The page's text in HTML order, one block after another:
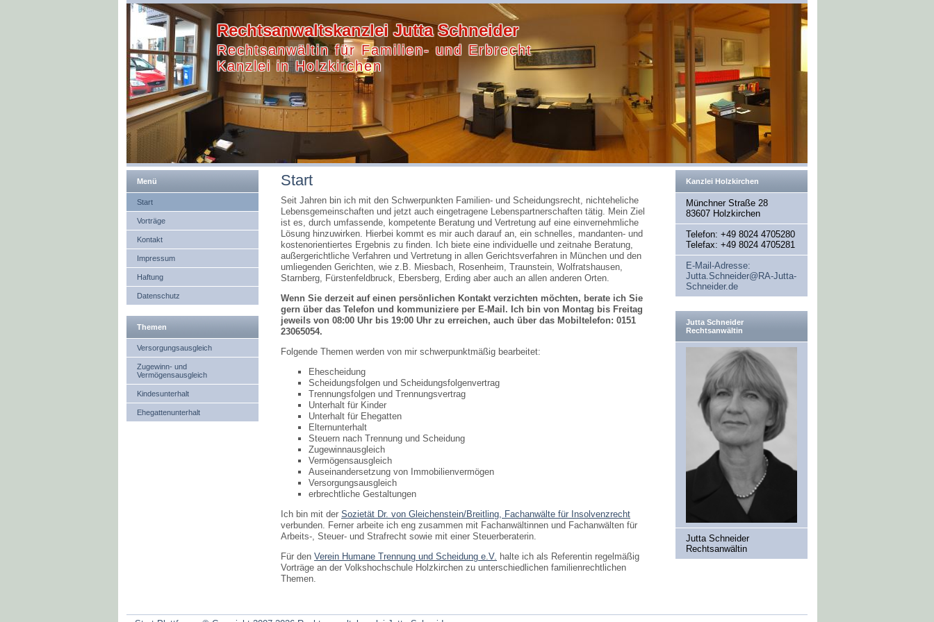
Rechtsanwaltskanzlei Jutta Schneider
Rechtsanwältin für Familien- und Erbrecht
Kanzlei in Holzkirchen
Menü
Start
Vorträge
Kontakt
Impressum
Haftung
Datenschutz
Themen
Versorgungsausgleich
Zugewinn- und
Vermögensausgleich
Kindesunterhalt
Ehegattenunterhalt
Start
Seit Jahren bin ich mit den Schwerpunkten Familien- und Scheidungsrecht, nichteheliche
Lebensgemeinschaften und jetzt auch eingetragene Lebenspartnerschaften tätig. Mein Ziel
ist es, durch umfassende, kompetente Beratung und Vertretung auf eine einvernehmliche
Lösung hinzuwirken. Hierbei kommt es mir auch darauf an, ein schnelles, mandanten- und
kostenorientiertes Ergebnis zu finden. Ich biete eine individuelle und zeitnahe Beratung,
außergerichtliche Verfahren und Vertretung in allen Gerichtsverfahren in München und den
umliegenden Gerichten, wie z.B. Miesbach, Rosenheim, Traunstein, Wolfratshausen,
Starnberg, Fürstenfeldbruck, Ebersberg, Erding aber auch an allen anderen Orten.
Wenn Sie derzeit auf einen persönlichen Kontakt verzichten möchten, berate ich Sie
gern über das Telefon und kommuniziere per E-Mail. Ich bin von Montag bis Freitag
jeweils von 08:00 Uhr bis 19:00 Uhr zu erreichen, auch über das Mobiltelefon: 0151
23065054.
Folgende Themen werden von mir schwerpunktmäßig bearbeitet:
Ehescheidung
Scheidungsfolgen und Scheidungsfolgenvertrag
Trennungsfolgen und Trennungsvertrag
Unterhalt für Kinder
Unterhalt für Ehegatten
Elternunterhalt
Steuern nach Trennung und Scheidung
Zugewinnausgleich
Vermögensausgleich
Auseinandersetzung von Immobilienvermögen
Versorgungsausgleich
erbrechtliche Gestaltungen
Ich bin mit der Sozietät Dr. von Gleichenstein/Breitling, Fachanwälte für Insolvenzrecht
verbunden. Ferner arbeite ich eng zusammen mit Fachanwältinnen und Fachanwälten für
Arbeits-, Steuer- und Strafrecht sowie mit einer Steuerberaterin.
Für den Verein Humane Trennung und Scheidung e.V. halte ich als Referentin regelmäßig
Vorträge an der Volkshochschule Holzkirchen zu unterschiedlichen familienrechtlichen
Themen.
Kanzlei Holzkirchen
Münchner Straße 28
83607 Holzkirchen
Telefon: +49 8024 4705280
Telefax: +49 8024 4705281
E-Mail-Adresse:
Jutta.Schneider@RA-Jutta-
Schneider.de
Jutta Schneider
Rechtsanwältin
Jutta Schneider
Rechtsanwältin